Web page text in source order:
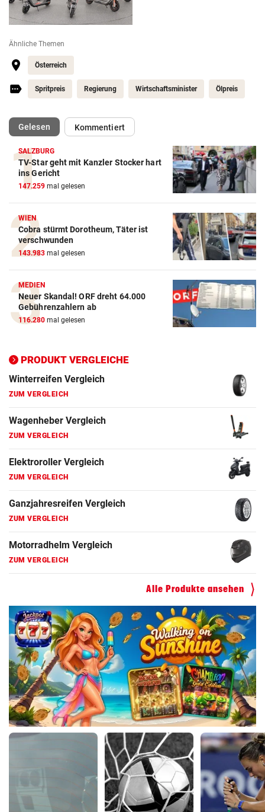
Ähnliche Themen
Österreich
Spritpreis Regierung Wirtschaftsminister Ölpreis
Gelesen(ausgewählt)Kommentiert
SALZBURG
TV-Star geht mit Kanzler Stocker hart
ins Gericht
147.259 mal gelesen
WIEN
Cobra stürmt Dorotheum, Täter ist
verschwunden
143.983 mal gelesen
MEDIEN
Neuer Skandal! ORF dreht 64.000
Gebührenzahlern ab
116.280 mal gelesen
PRODUKT VERGLEICHE
Autobatterie Vergleich
ZUM VERGLEICH
Winterreifen Vergleich
ZUM VERGLEICH
Wagenheber Vergleich
ZUM VERGLEICH
Elektroroller Vergleich
ZUM VERGLEICH
ZUM VERGLEICH
Motorradhelm Vergleich
ZUM VERGLEICH
Schneeketten Vergleich
ZUM VERGLEICH
Drehmomentschlüssel Vergleich
ZUM VERGLEICH
Autokredit Vergleich
ZUM VERGLEICH
Kompressor Vergleich
ZUM VERGLEICH
Alle Produkte ansehen